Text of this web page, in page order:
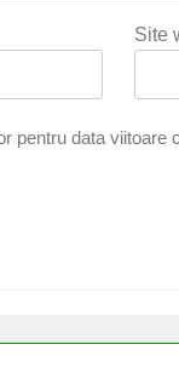
Site
pentru data viitoare